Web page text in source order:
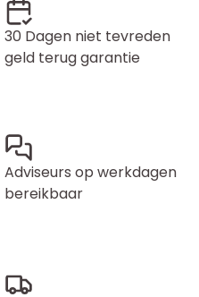
30 Dagen niet tevreden
geld terug garantie
Adviseurs op werkdagen
bereikbaar